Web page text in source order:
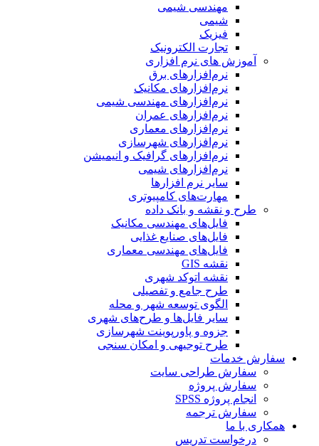
مهندسی شیمی
شیمی
فیزیک
تجارت الکترونیک
آموزش های نرم افزاری
نرم‌افزارهای برق
نرم‌افزارهای مکانیک
نرم‌افزارهای مهندسی شیمی
نرم‌افزارهای عمران
نرم‌افزارهای معماری
نرم‌افزارهای شهرسازی
نرم‌افزارهای گرافیک و انیمیشن
نرم‌افزارهای شیمی
سایر نرم افزارها
مهارت‌های کامپیوتری
طرح و نقشه و بانک داده
فایل‌های مهندسی مکانیک
فایل‌های صنایع غذایی
فایل‌های مهندسی معماری
نقشه GIS
نقشه اتوکد شهری
طرح جامع و تفصیلی
الگوی توسعه شهر و محله
سایر فایل‌ها و طرح‌های شهری
جزوه و پاورپوینت شهرسازی
طرح توجیهی و امکان سنجی
سفارش خدمات
سفارش طراحی سایت
سفارش پروژه
انجام پروژه SPSS
سفارش ترجمه
همکاری با ما
درخواست تدریس